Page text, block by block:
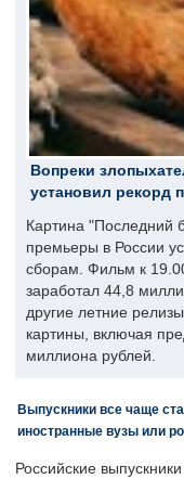
Вопреки
установил рекорд
Картина "Последний
премьеры в России
сборам. Фильм к
заработал 44,8
другие летние
картины, включая
миллиона рублей.
Выпускники все чаще
иностранные вузы или
Российские